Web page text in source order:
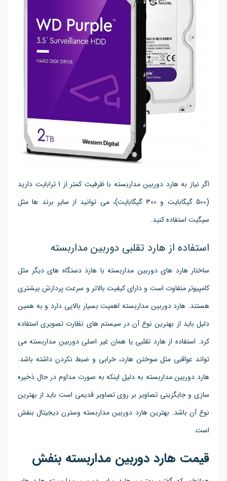
اگر نیاز به هارد دوربین مداربسته با ظرفیت کمتر از 1 ترابایت دارید
(500 گیگابایت و 300 گیگابایت)، می توانید از سایر برند ها مثل
سیگیت استفاده کنید.
استفاده از هارد تقلبی دوربین مداربسته
ساختار هارد های دوربین مداربسته با هارد دستگاه های دیگر مثل
کامپیوتر متفاوت است و دارای کیفیت بالاتر و سرعت پردازش بیشتری
هستند. هارد دوربین مداربسته اهمیت بسیار بالایی دارد و به همین
دلیل باید از بهترین نوع آن در سیستم های نظارت تصویری استفاده
کرد. استفاده از هارد تقلبی یا همان غیر اصلی دوربین مداربسته می
تواند عواقبی مثل سوختن هارد، خرابی و ضبط نکردن داشته باشد.
هارد دوربین مداربسته به دلیل اینکه به صورت مداوم در حال ذخیره
سازی و جایگزینی تصاویر بر روی تصاویر قدیمی است باید از بهترین
نوع آن باشد. بهترین هارد دوربین مداربسته وسترن دیجیتال بنفش
است.
قیمت هارد دوربین مداربسته بنفش